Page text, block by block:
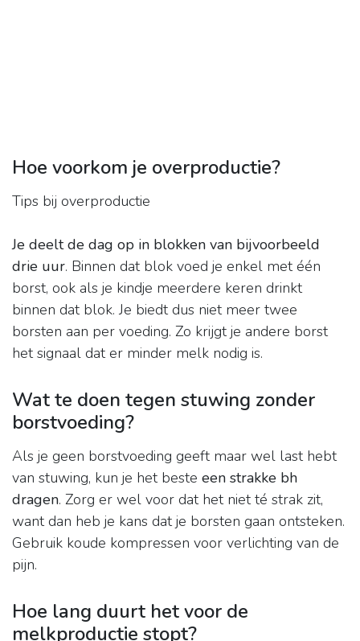
Hoe voorkom je overproductie?
Tips bij overproductie
Je deelt de dag op in blokken van bijvoorbeeld
drie uur. Binnen dat blok voed je enkel met één
borst, ook als je kindje meerdere keren drinkt
binnen dat blok. Je biedt dus niet meer twee
borsten aan per voeding. Zo krijgt je andere borst
het signaal dat er minder melk nodig is.
Wat te doen tegen stuwing zonder
borstvoeding?
Als je geen borstvoeding geeft maar wel last hebt
van stuwing, kun je het beste een strakke bh
dragen. Zorg er wel voor dat het niet té strak zit,
want dan heb je kans dat je borsten gaan ontsteken.
Gebruik koude kompressen voor verlichting van de
pijn.
Hoe lang duurt het voor de
melkproductie stopt?